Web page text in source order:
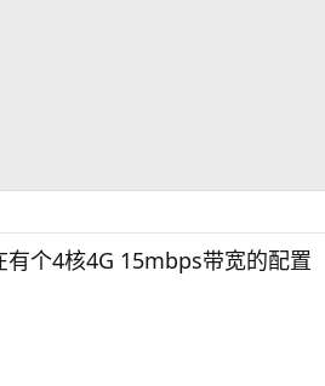
个4核4G 15mbps带宽的配置